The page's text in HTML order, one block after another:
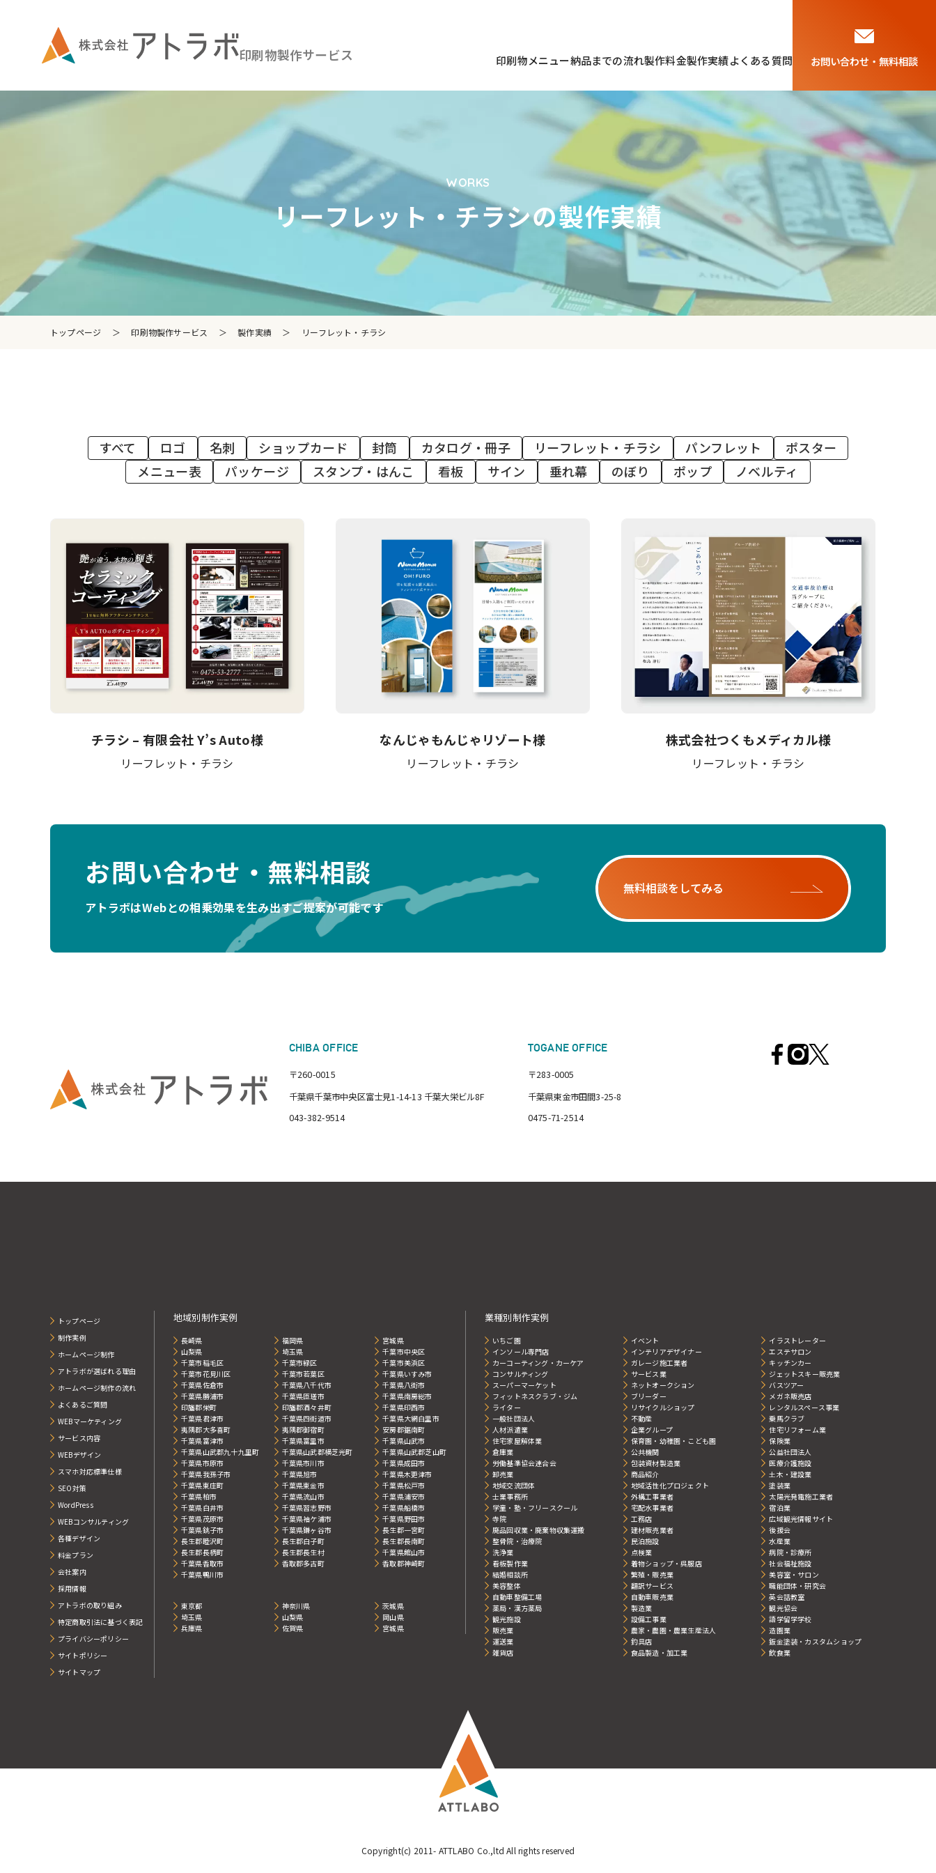
印刷物製作サービス 印刷物メニュー納品までの流れ製作料金製作実績よくある質問
WORKS
リーフレット・チラシの製作実績
トップページ ＞ 印刷物製作サービス ＞製作実績 ＞ リーフレット・チラシ
すべて ロゴ 名刺 ショップカード 封筒 カタログ・冊子 リーフレット・チラシ パンフレット
ポスター
メニュー表
パッケージ スタンプ・はんこ 看板 サイン 垂れ幕 のぼり ポップ ノベルティ
チラシ – 有限会社 Y’s Auto様
リーフレット・チラシ
なんじゃもんじゃリゾート様
リーフレット・チラシ
株式会社つくもメディカル様
リーフレット・チラシ
お問い合わせ・無料相談
アトラボはWebとの相乗効果を生み出すご提案が可能です
CHIBA OFFICE
〒260-0015
千葉県千葉市中央区富士見1-14-13 千葉大栄ビル8F
043-382-9514
TOGANE OFFICE
〒283-0005
千葉県東金市田間3-25-8
0475-71-2514
トップページ
制作実例
ホームページ制作
アトラボが選ばれる理由
ホームページ制作の流れ
よくあるご質問
WEBマーケティング
サービス内容
WEBデザイン
スマホ対応標準仕様
SEO対策
WordPress
WEBコンサルティング
各種デザイン
料金プラン
会社案内
採用情報
アトラボの取り組み
特定商取引法に基づく表記
プライバシーポリシー
サイトポリシー
サイトマップ
地域別制作実例
長崎県 福岡県
宮城県
山梨県
埼玉県
千葉市中央区
千葉市稲毛区
千葉市緑区
千葉市美浜区
千葉市花見川区
千葉市若葉区
千葉県いすみ市
千葉県佐倉市
千葉県八千代市
千葉県八街市
千葉県勝浦市
千葉県匝瑳市
千葉県南房総市
印旛郡栄町
印旛郡酒々井町
千葉県印西市
千葉県君津市
千葉県四街道市
千葉県大網白里市
夷隅郡大多喜町
夷隅郡御宿町
安房郡鋸南町
千葉県富津市
千葉県富里市
千葉県山武市
千葉県山武郡九十九里町
千葉県山武郡横芝光町
千葉県山武郡芝山町
千葉県市原市
千葉県市川市
千葉県成田市
千葉県我孫子市
千葉県旭市
千葉県木更津市
千葉県東庄町
千葉県東金市
千葉県松戸市
千葉県柏市
千葉県流山市
千葉県浦安市
千葉県白井市
千葉県習志野市
千葉県船橋市
千葉県茂原市
千葉県袖ケ浦市
千葉県野田市
千葉県銚子市
千葉県鎌ヶ谷市
長生郡一宮町
長生郡睦沢町
長生郡白子町
長生郡長南町
長生郡長柄町
長生郡長生村
千葉県館山市
千葉県香取市
香取郡多古町
香取郡神崎町
千葉県鴨川市
東京都 神奈川県
茨城県
埼玉県
山梨県
岡山県
兵庫県
佐賀県 宮城県
業種別制作実例
いちご園 イベント
イラストレーター
インソール専門店
インテリアデザイナー
エステサロン
カーコーティング・カーケア
ガレージ施工業者
キッチンカー
コンサルティング
サービス業
ジェットスキー販売業
スーパーマーケット
ネットオークション
バスツアー
フィットネスクラブ・ジム
ブリーダー
メガネ販売店
ライター
リサイクルショップ
レンタルスペース事業
一般社団法人
不動産
乗馬クラブ
人材派遣業
企業グループ
住宅リフォーム業
住宅家屋解体業
保育園・幼稚園・こども園
保険業
倉庫業
公共機関
公益社団法人
労働基準協会連合会
包装資材製造業
医療介護施設
卸売業
商品紹介
土木・建設業
地域交流団体
地域活性化プロジェクト
塗装業
士業事務所
外構工事業者
太陽光発電施工業者
学童・塾・フリースクール
宅配水事業者
宿泊業
寺院
工務店
広域観光情報サイト
廃品回収業・廃棄物収集運搬
建材販売業者
後援会
整骨院・治療院
民泊施設
水産業
洗浄業
点検業
病院・診療所
看板製作業
着物ショップ・呉服店
社会福祉施設
結婚相談所
繁殖・販売業
美容室・サロン
美容整体
翻訳サービス
職能団体・研究会
自動車整備工場
自動車販売業
英会話教室
薬局・漢方薬局
製造業
観光協会
観光施設
設備工事業
語学留学学校
販売業
農家・農園・農業生産法人
造園業
運送業
釣具店
鈑金塗装・カスタムショップ
雑貨店
食品製造・加工業 飲食業
Copyright(c) 2011- ATTLABO Co.,ltd All rights reserved